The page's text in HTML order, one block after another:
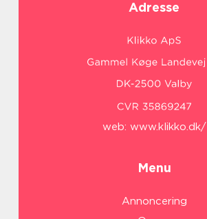
Adresse
web: www.klikko.dk/
Menu
Annoncering